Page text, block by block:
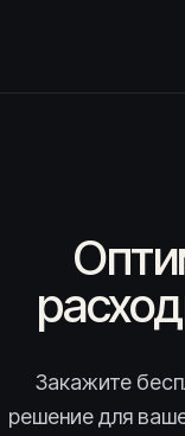
Закажите
решение для